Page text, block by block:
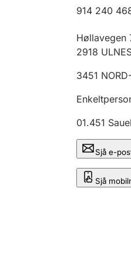
914 240
Høllavegen
2918
3451
01.451
Sjå e-
Sjå